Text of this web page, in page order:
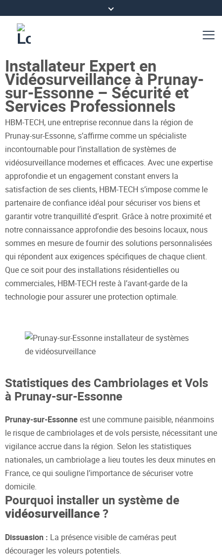
Installateur Expert en
Vidéosurveillance à Prunay-
sur-Essonne – Sécurité et
Services Professionnels
HBM-TECH, une entreprise reconnue dans la région de
Prunay-sur-Essonne, s’affirme comme un spécialiste
incontournable pour l’installation de systèmes de
vidéosurveillance modernes et efficaces. Avec une expertise
approfondie et un engagement constant envers la
satisfaction de ses clients, HBM-TECH s’impose comme le
partenaire de confiance idéal pour sécuriser vos biens et
garantir votre tranquillité d’esprit. Grâce à notre proximité et
notre connaissance approfondie des besoins locaux, nous
sommes en mesure de fournir des solutions personnalisées
qui répondent aux exigences spécifiques de chaque client.
Que ce soit pour des installations résidentielles ou
commerciales, HBM-TECH reste à l’avant-garde de la
technologie pour assurer une protection optimale.
Statistiques des Cambriolages et Vols
à Prunay-sur-Essonne
Prunay-sur-Essonneest une commune paisible, néanmoins
le risque de cambriolages et de vols persiste, nécessitant une
vigilance accrue dans la région. Selon les statistiques
nationales, un cambriolage a lieu toutes les deux minutes en
France, ce qui souligne l’importance de sécuriser votre
domicile.
Pourquoi installer un système de
vidéosurveillance ?
Dissuasion : La présence visible de caméras peut
décourager les voleurs potentiels.